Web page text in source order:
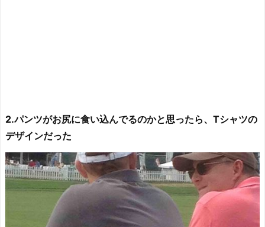
2.パンツがお尻に食い込んでるのかと思ったら、Tシャツの
デザインだった